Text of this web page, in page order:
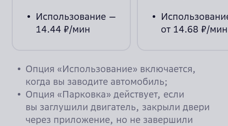
Использование —
14.44 ₽/мин
от 14.68 ₽/мин
Опция «Использование» включается,
когда вы заводите автомобиль;
Опция «Парковка» действует, если
вы заглушили двигатель, закрыли двери
через приложение, но не завершили